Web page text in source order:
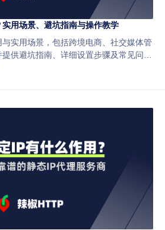
用场景、避坑指南与操作教学
实用场景，包括跨境电商、社交媒体管
供避坑指南、详细设置步骤及常见问题
用代理IP。